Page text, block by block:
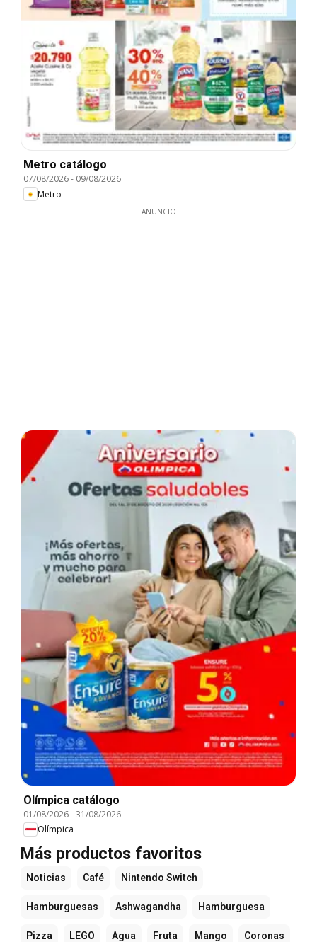
Metro catálogo
07/08/2026- 09/08/2026
Metro
ANUNCIO
Olímpica catálogo
01/08/2026-31/08/2026
Olímpica
Más productos favoritos
Noticias Café Nintendo Switch
Hamburguesas Ashwagandha Hamburguesa
Pizza LEGO Agua Fruta Mango Coronas